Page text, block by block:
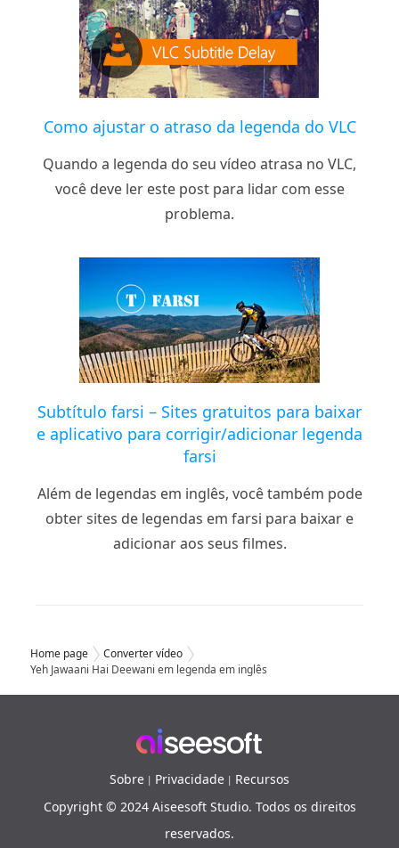
Como ajustar o atraso da legenda do VLC
Quando a legenda do seu vídeo atrasa no VLC,
você deve ler este post para lidar com esse
problema.
Subtítulo farsi – Sites gratuitos para baixar
e aplicativo para corrigir/adicionar legenda
farsi
Além de legendas em inglês, você também pode
obter sites de legendas em farsi para baixar e
adicionar aos seus filmes.
Home page
Converter vídeo
Yeh Jawaani Hai Deewani em legenda em inglês
Sobre | Privacidade | Recursos
Copyright © 2024 Aiseesoft Studio. Todos os direitos
reservados.